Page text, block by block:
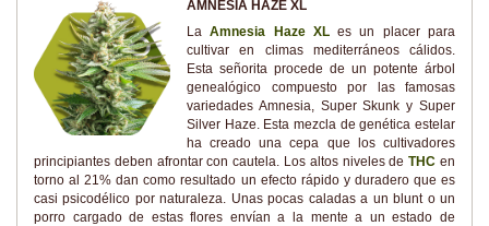
AMNESIA HAZE XL
LaAmnesia Haze XLes un placer para
cultivar en climas mediterráneos cálidos.
Esta señorita procede de un potente árbol
genealógico compuesto por las famosas
variedades Amnesia, Super Skunk y Super
Silver Haze. Esta mezcla de genética estelar
ha creado una cepa que los cultivadores
principiantes deben afrontar con cautela. Los altos niveles deTHC en
torno al 21% dan como resultado un efecto rápido y duradero que es
casi psicodélico por naturaleza. Unas pocas caladas a un blunt o un
porro cargado de estas flores envían a la mente a un estado de